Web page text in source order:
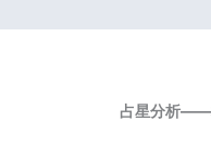
占星分析——